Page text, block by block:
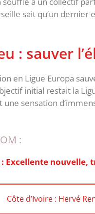
sait qu’un
: sauver
en Ligue Europa
initial restait la
sensation
:
: Excellente
Côte d’Ivoire : Hervé